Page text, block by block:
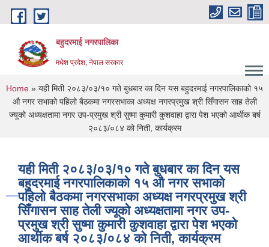
Skip to main content
बहुदरमाई नगरपालिका
मधेश प्रदेश, नेपाल सरकार
You are here
Home » यही मिती २०८३/०३/१० गते बुधबार का दिन यस बहुदरमाई नगरपालिकाको १५
औ नगर सभाको पहिलो बैठकमा नगरसभाका अध्यक्ष नगरप्रमुख श्री सिँगासन साह तेली
ज्यूको अध्यक्षतामा नगर उप-प्रमुख श्री सुष्मा कुमारी कुशवाहा द्वारा पेश भएको आर्थीक बर्ष
२०८३/०८४ को निती, कार्यक्रम
यही मिती २०८३/०३/१० गते बुधबार का दिन यस
बहुदरमाई नगरपालिकाको १५ औ नगर सभाको
पहिलो बैठकमा नगरसभाका अध्यक्ष नगरप्रमुख श्री
सिँगासन साह तेली ज्यूको अध्यक्षतामा नगर उप-
प्रमुख श्री सुष्मा कुमारी कुशवाहा द्वारा पेश भएको
आर्थीक बर्ष २०८३/०८४ को निती, कार्यक्रम